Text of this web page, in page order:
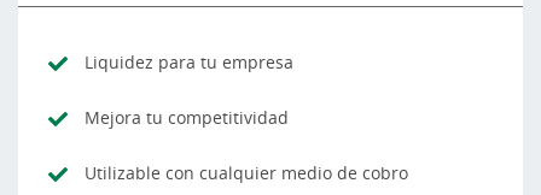
Liquidez para tu empresa
Mejora tu competitividad
Utilizable con cualquier medio de cobro